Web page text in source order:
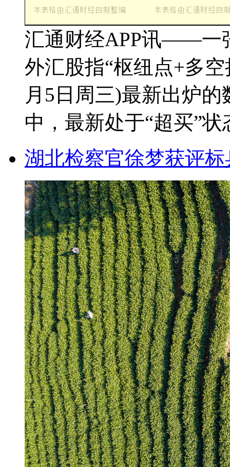
汇通财经APP讯——一
外汇股指“枢纽点+多
月5日周三)最新出炉
中，最新处于“超买”
湖北检察官徐梦获评